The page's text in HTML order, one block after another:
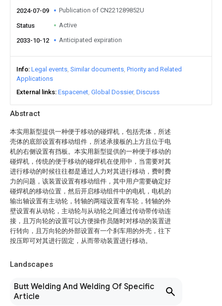
Abstract
本实用新型提供一种便于移动的碰焊机，包括壳体，所述
壳体的底部设置有移动组件，所述承接板的上方且位于电
机的右侧设置有挡板。本实用新型提供的一种便于移动的
碰焊机，传统的便于移动的碰焊机在使用中，当需要对其
进行移动的时候往往都是通过人力对其进行移动，费时费
力的问题，该装置设置有移动组件，其中用户需要确定好
碰焊机的移动位置，然后开启移动组件中的电机，电机的
输出轴设置有主动轮，转轴的两端设置有车轮，转轴的外
壁设置有从动轮，主动轮与从动轮之间通过传动带传动连
接，且万向轮的设置可以方便操作员随时对移动的装置进
行转向，且万向轮的外部设置有一个刹车用的外壳，往下
按压即可对其进行固定，从而带动装置进行移动。
Landscapes
Butt Welding And Welding Of Specific
Article
2024-07-09 Publication of CN221289852U
Status Active
2033-10-12 Anticipated expiration
Info Legal events Similar documents Priority and Related
Applications
External links Espacenet Global Dossier Discuss